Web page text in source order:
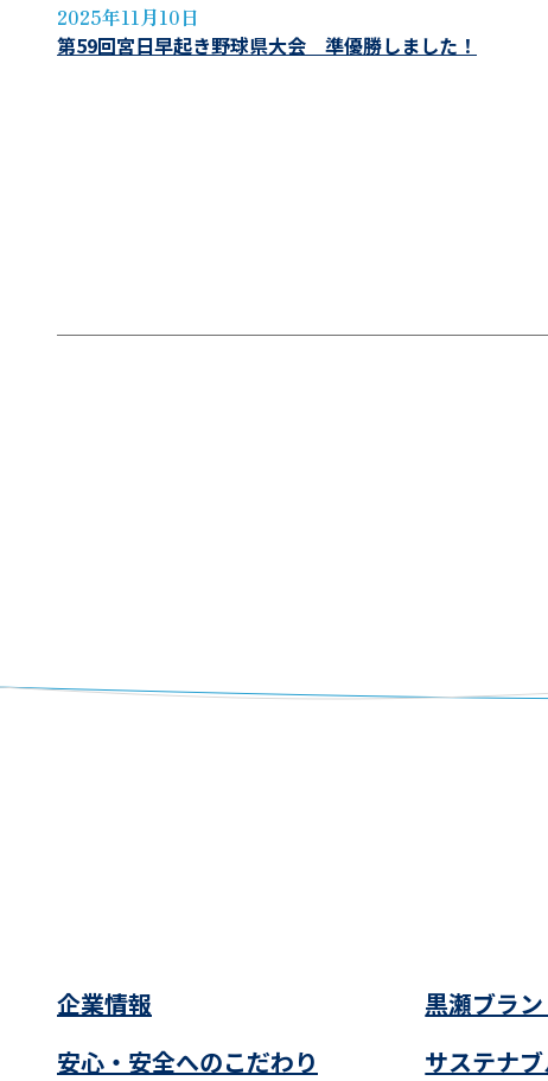
2025年11月10日
第59回宮日早起き野球県大会 準優勝しました！
企業情報 黒瀬ブラ
安心・安全へのこだわり
サステナ